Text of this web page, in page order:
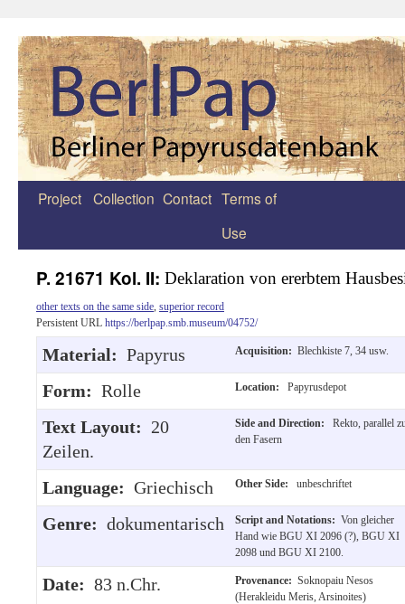
Zum
Project Collection Contact Terms of
Use
P. 21671 Kol. II: Deklaration von ererbtem
other texts on the same side superior record
Persistent URL https://berlpap.smb.museum/04752/
Material: Papyrus Acquisition: Blechkiste 7, 34 usw.
Form: Rolle Location: Papyrusdepot
Text Layout: 20
Zeilen.
Side and Direction:
Rekto, parallel
den Fasern
Language: Griechisch Other Side: unbeschriftet
Genre: dokumentarisch Script and Notations: Von gleicher
Hand wie BGU XI 2096 (?), BGU XI
2098 und BGU XI 2100.
Date: 83 n.Chr. Provenance: Soknopaiu Nesos
(Herakleidu Meris, Arsinoites)